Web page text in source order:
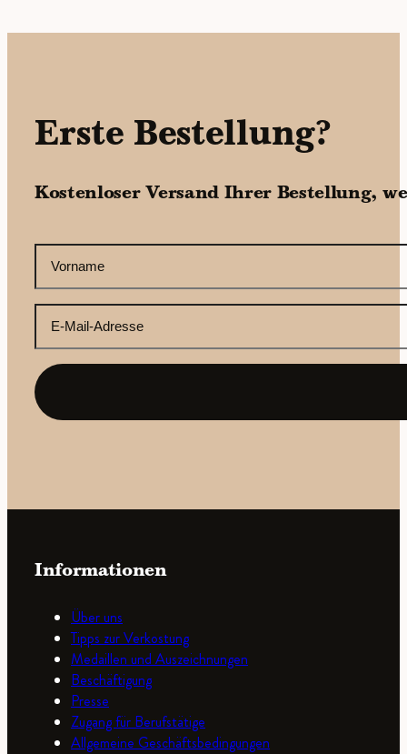
Erste Bestellung?
Kostenloser Versand Ihrer Bestellung,
CAPTCHA
Vorname
Mail-
Adresse
Informationen
Über uns
Tipps zur Verkostung
Medaillen und Auszeichnungen
Beschäftigung
Presse
Zugang für Berufstätige
Allgemeine Geschäftsbedingungen